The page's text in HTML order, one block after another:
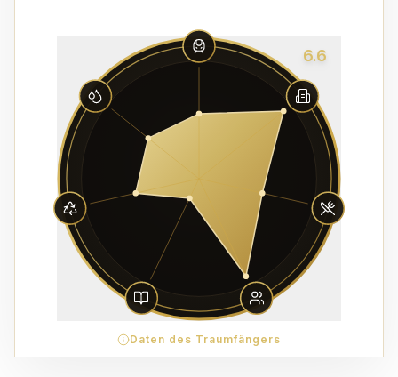
6.6
Daten des Traumfängers